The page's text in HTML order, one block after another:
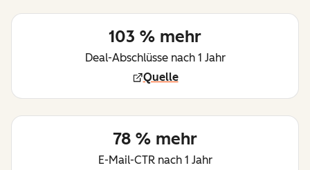
103 % mehr
Deal-Abschlüsse nach 1 Jahr
Quelle
78 % mehr
E-Mail-CTR nach 1 Jahr